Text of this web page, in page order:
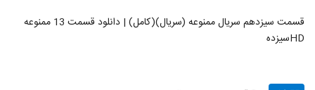
قسمت سیزدهم سریال ممنوعه (سریال)(کامل) | دانلود قسمت 13 ممنوعه
HDسیزده